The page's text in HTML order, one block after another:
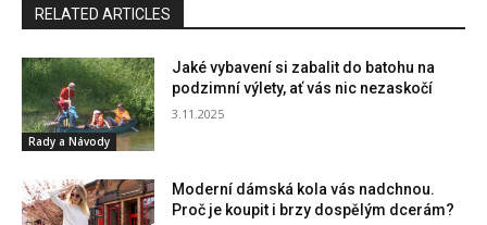
RELATED ARTICLES
Rady a Návody
Jaké vybavení si zabalit do batohu na
podzimní výlety, ať vás nic nezaskočí
3.11.2025
Moderní dámská kola vás nadchnou.
Proč je koupit i brzy dospělým dcerám?